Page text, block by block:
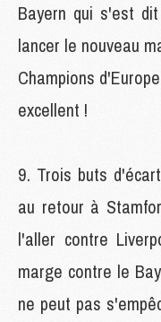
Bayern qui s'est
lancer le nouveau
Champions
excellent !
Trois buts
au retour à
l'aller contre
marge contre le
ne peut pas